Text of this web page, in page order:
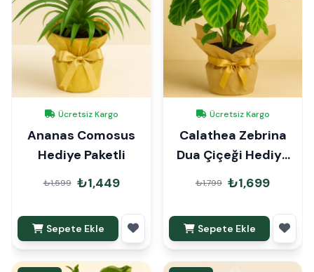
Ücretsiz Kargo
Ananas Comosus
Hediye Paketli
₺1,599 ₺1,449
Sepete Ekle
Ücretsiz Kargo
Calathea Zebrina
Dua Çiçeği Hediye
Paketli
₺1,799 ₺1,699
Sepete Ekle